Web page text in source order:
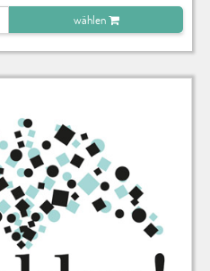
wählen
hinzugefügt.